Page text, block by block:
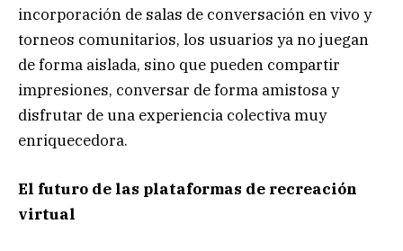
incorporación de salas de conversación en vivo y
torneos comunitarios, los usuarios ya no juegan
de forma aislada, sino que pueden compartir
impresiones, conversar de forma amistosa y
disfrutar de una experiencia colectiva muy
enriquecedora.
El futuro de las plataformas de recreación
virtual